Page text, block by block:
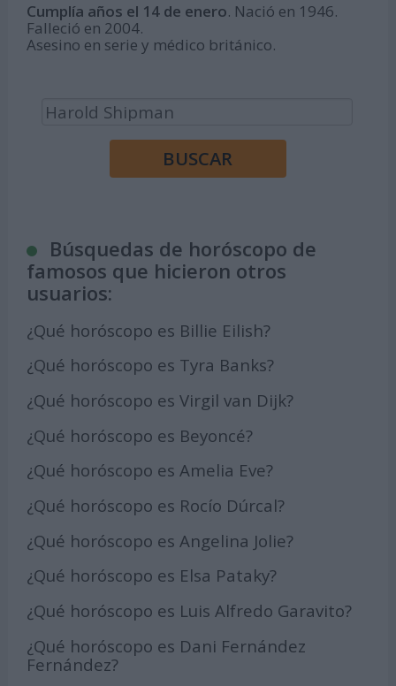
Cumplía años el 14 de enero. Nació en 1946.
Falleció en 2004.
Asesino en serie y médico británico.
Búsquedas de horóscopo de
famosos que hicieron otros
usuarios:
¿Qué horóscopo es Billie Eilish?
¿Qué horóscopo es Tyra Banks?
¿Qué horóscopo es Virgil van Dijk?
¿Qué horóscopo es Beyoncé?
¿Qué horóscopo es Amelia Eve?
¿Qué horóscopo es Rocío Dúrcal?
¿Qué horóscopo es Angelina Jolie?
¿Qué horóscopo es Elsa Pataky?
¿Qué horóscopo es Luis Alfredo Garavito?
¿Qué horóscopo es Dani Fernández
Fernández?